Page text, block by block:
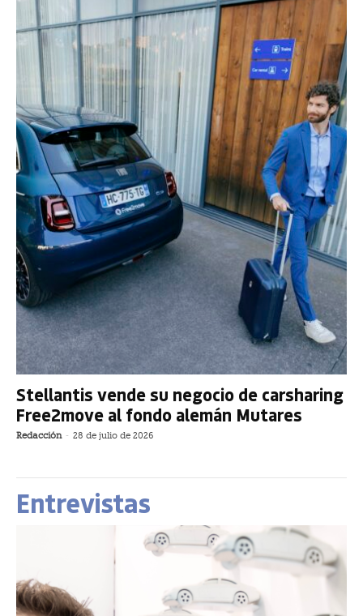
Stellantis vende su negocio de carsharing
Free2move al fondo alemán Mutares
Redacción - 28 de julio de 2026
Entrevistas